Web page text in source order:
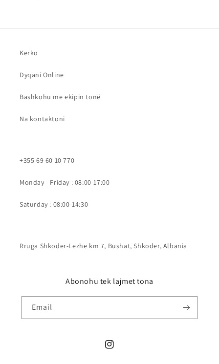
Kerko
Dyqani Online
Bashkohu me ekipin tonë
Na kontaktoni
+355 69 60 10 770
Monday - Friday : 08:00-17:00
Saturday : 08:00-14:30
Rruga Shkoder-Lezhe km 7, Bushat, Shkoder, Albania
Abonohu tek lajmet tona
Email
Instagram